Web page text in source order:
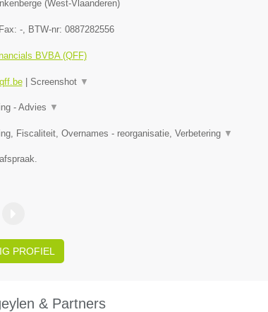
(West-Vlaanderen)
-, BTW-nr: 0887282556
BVBA (QFF)
| Screenshot ▼
- Advies ▼
Fiscaliteit, Overnames - reorganisatie, Verbetering ▼
PROFIEL
& Partners